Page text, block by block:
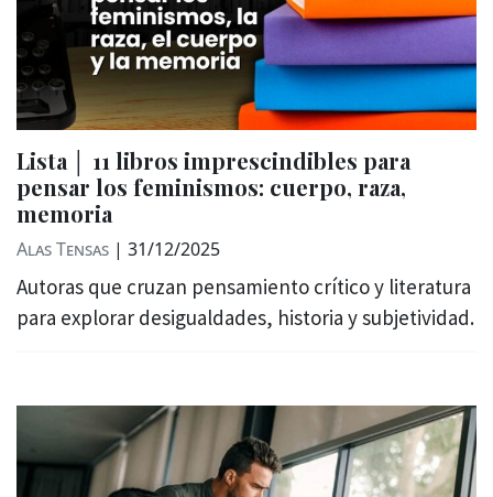
Lista │ 11 libros imprescindibles para
pensar los feminismos: cuerpo, raza,
memoria
Alas Tensas | 31/12/2025
Autoras que cruzan pensamiento crítico y literatura
para explorar desigualdades, historia y subjetividad.